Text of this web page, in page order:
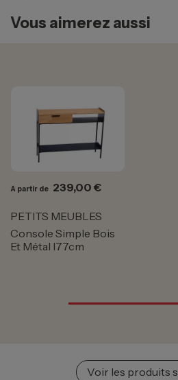
Vous aimerez aussi
A partir de Prix
239,00 €
PETITS MEUBLES
Console Simple Bois
Et Métal l77cm
Voir les produits